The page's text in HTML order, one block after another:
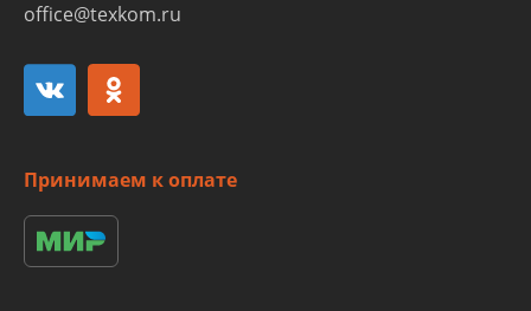
office@texkom.ru
Принимаем к оплате